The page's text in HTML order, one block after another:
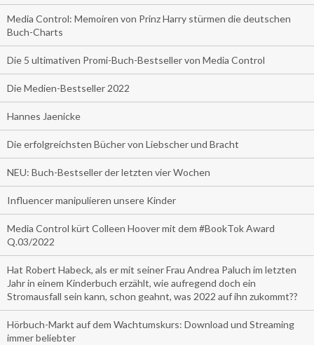
Media Control: Memoiren von Prinz Harry stürmen die deutschen
Buch-Charts
Die 5 ultimativen Promi-Buch-Bestseller von Media Control
Die Medien-Bestseller 2022
Hannes Jaenicke
Die erfolgreichsten Bücher von Liebscher und Bracht
NEU: Buch-Bestseller der letzten vier Wochen
Influencer manipulieren unsere Kinder
Media Control kürt Colleen Hoover mit dem #BookTok Award
Q.03/2022
Hat Robert Habeck, als er mit seiner Frau Andrea Paluch im letzten
Jahr in einem Kinderbuch erzählt, wie aufregend doch ein
Stromausfall sein kann, schon geahnt, was 2022 auf ihn zukommt??
Hörbuch-Markt auf dem Wachtumskurs: Download und Streaming
immer beliebter